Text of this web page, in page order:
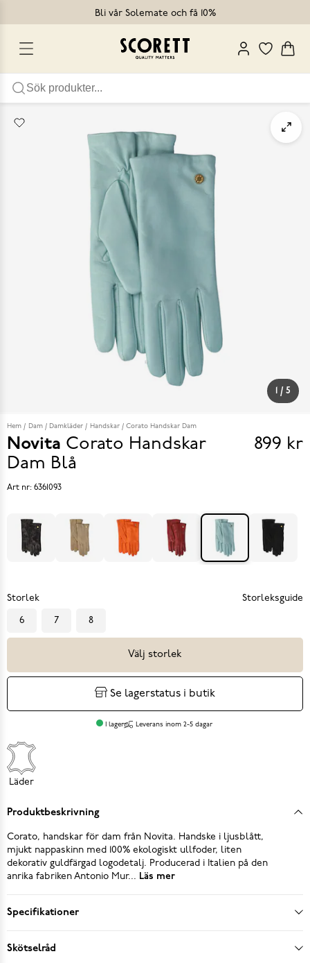
Bli vår Solemate och få 10%
/ 5
Hem Dam Damkläder Handskar Corato Handskar Dam
Novita Corato Handskar
Dam Blå
Pris
899 kr
Art nr: 6361093
Storlek Storleksguide
6 7 8
Välj storlek
Se lagerstatus i butik
I lager Leverans inom 2-5 dagar
Läder
Produktbeskrivning
Corato, handskar för dam från Novita. Handske i ljusblått,
mjukt nappaskinn med 100% ekologiskt ullfoder, liten
dekorativ guldfärgad logodetalj. Producerad i Italien på den
anrika fabriken Antonio Mur... Läs mer
Specifikationer
Skötselråd